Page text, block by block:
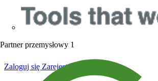
Partner przemysłowy 1
Zaloguj się Zarejestruj się